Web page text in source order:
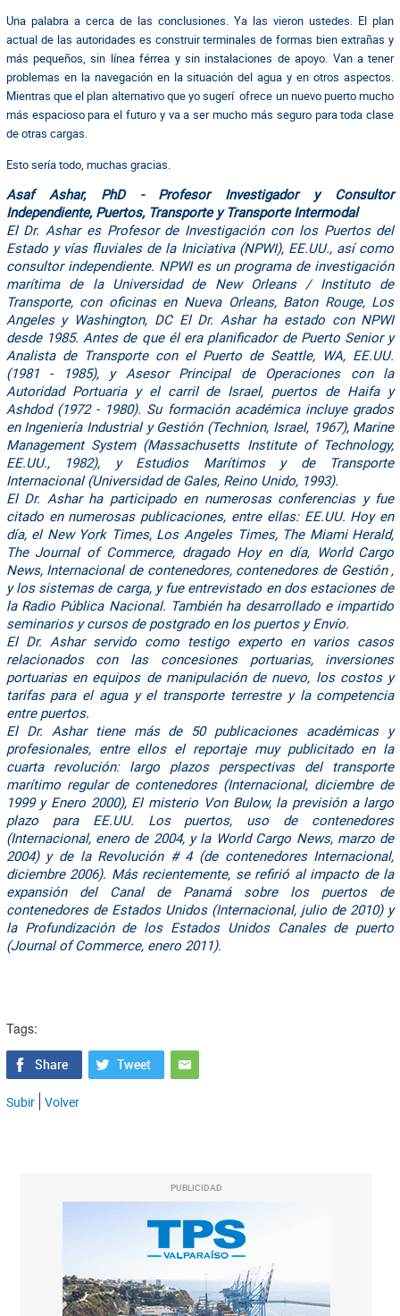
Una palabra a cerca de las conclusiones. Ya las vieron ustedes. El plan
actual de las autoridades es construir terminales de formas bien extrañas y
más pequeños, sin línea férrea y sin instalaciones de apoyo. Van a tener
problemas en la navegación en la situación del agua y en otros aspectos.
Mientras que el plan alternativo que yo sugerí ofrece un nuevo puerto mucho
más espacioso para el futuro y va a ser mucho más seguro para toda clase
de otras cargas.
Esto sería todo, muchas gracias.
Asaf Ashar, PhD - Profesor Investigador y Consultor
Independiente, Puertos, Transporte y Transporte Intermodal
El Dr. Ashar es Profesor de Investigación con los Puertos del
Estado y vías fluviales de la Iniciativa (NPWI), EE.UU., así como
consultor independiente. NPWI es un programa de investigación
marítima de la Universidad de New Orleans / Instituto de
Transporte, con oficinas en Nueva Orleans, Baton Rouge, Los
Angeles y Washington, DC El Dr. Ashar ha estado con NPWI
desde 1985. Antes de que él era planificador de Puerto Senior y
Analista de Transporte con el Puerto de Seattle, WA, EE.UU.
(1981 - 1985), y Asesor Principal de Operaciones con la
Autoridad Portuaria y el carril de Israel, puertos de Haifa y
Ashdod (1972 - 1980). Su formación académica incluye grados
en Ingeniería Industrial y Gestión (Technion, Israel, 1967), Marine
Management System (Massachusetts Institute of Technology,
EE.UU., 1982), y Estudios Marítimos y de Transporte
Internacional (Universidad de Gales, Reino Unido, 1993).
El Dr. Ashar ha participado en numerosas conferencias y fue
citado en numerosas publicaciones, entre ellas: EE.UU. Hoy en
día, el New York Times, Los Angeles Times, The Miami Herald,
The Journal of Commerce, dragado Hoy en día, World Cargo
News, Internacional de contenedores, contenedores de Gestión ,
y los sistemas de carga, y fue entrevistado en dos estaciones de
la Radio Pública Nacional. También ha desarrollado e impartido
seminarios y cursos de postgrado en los puertos y Envío.
El Dr. Ashar servido como testigo experto en varios casos
relacionados con las concesiones portuarias, inversiones
portuarias en equipos de manipulación de nuevo, los costos y
tarifas para el agua y el transporte terrestre y la competencia
entre puertos.
El Dr. Ashar tiene más de 50 publicaciones académicas y
profesionales, entre ellos el reportaje muy publicitado en la
cuarta revolución: largo plazos perspectivas del transporte
marítimo regular de contenedores (Internacional, diciembre de
1999 y Enero 2000), El misterio Von Bulow, la previsión a largo
plazo para EE.UU. Los puertos, uso de contenedores
(Internacional, enero de 2004, y la World Cargo News, marzo de
2004) y de la Revolución # 4 (de contenedores Internacional,
diciembre 2006). Más recientemente, se refirió al impacto de la
expansión del Canal de Panamá sobre los puertos de
contenedores de Estados Unidos (Internacional, julio de 2010) y
la Profundización de los Estados Unidos Canales de puerto
(Journal of Commerce, enero 2011).
Tags:
Subir Volver
PUBLICIDAD